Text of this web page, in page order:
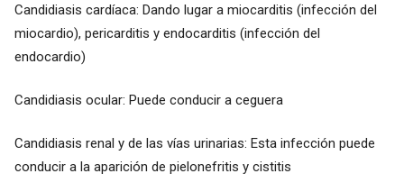
Candidiasis cardíaca: Dando lugar a miocarditis (infección del
miocardio), pericarditis y endocarditis (infección del
endocardio)
Candidiasis ocular: Puede conducir a ceguera
Candidiasis renal y de las vías urinarias: Esta infección puede
conducir a la aparición de pielonefritis y cistitis